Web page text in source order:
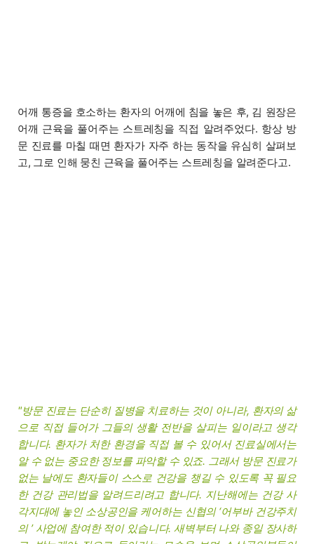
어깨 통증을 호소하는 환자의 어깨에 침을 놓은 후, 김 원장은
어깨 근육을 풀어주는 스트레칭을 직접 알려주었다. 항상 방
문 진료를 마칠 때면 환자가 자주 하는 동작을 유심히 살펴보
고, 그로 인해 뭉친 근육을 풀어주는 스트레칭을 알려준다고.
"방문 진료는 단순히 질병을 치료하는 것이 아니라, 환자의 삶
으로 직접 들어가 그들의 생활 전반을 살피는 일이라고 생각
합니다. 환자가 처한 환경을 직접 볼 수 있어서 진료실에서는
알 수 없는 중요한 정보를 파악할 수 있죠. 그래서 방문 진료가
없는 날에도 환자들이 스스로 건강을 챙길 수 있도록 꼭 필요
한 건강 관리법을 알려드리려고 합니다. 지난해에는 건강 사
각지대에 놓인 소상공인을 케어하는 신협의 ‘어부바 건강주치
의 ’ 사업에 참여한 적이 있습니다. 새벽부터 나와 종일 장사하